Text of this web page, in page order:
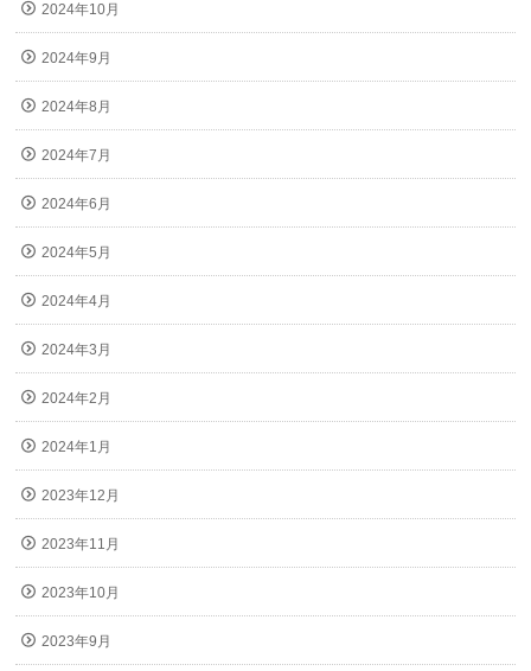
2024年10月
2024年9月
2024年8月
2024年7月
2024年6月
2024年5月
2024年4月
2024年3月
2024年2月
2024年1月
2023年12月
2023年11月
2023年10月
2023年9月